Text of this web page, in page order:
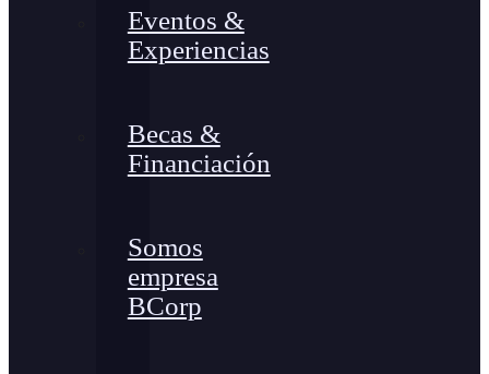
Eventos &
Experiencias
Becas &
Financiación
Somos
empresa
BCorp